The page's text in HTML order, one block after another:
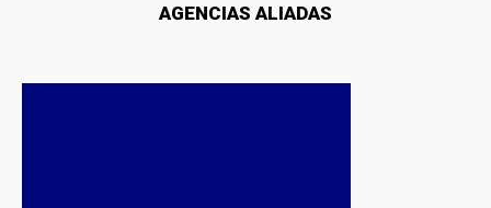
AGENCIAS ALIADAS